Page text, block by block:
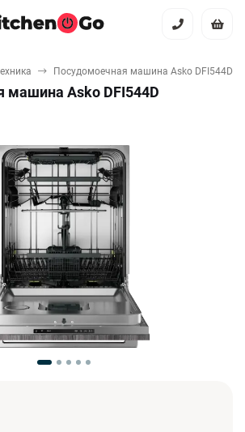
Посудомоечная машина Asko DFI544D
машина Asko DFI544D